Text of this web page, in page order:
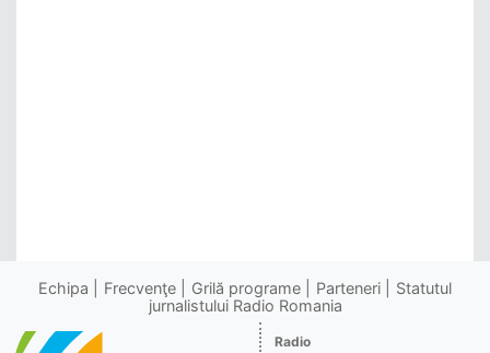
Echipa Frecvenţe Grilă programe Parteneri
Statutul
jurnalistului Radio Romania
Radio